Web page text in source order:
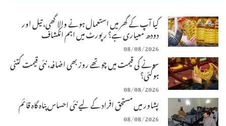
کیا آپ کے گھر میں استعمال ہونے والا گھی، تیل اور
دودھ معیاری ہے؟ رپورٹ میں اہم انکشاف
08/08/2026
سونے کی قیمت میں چوتھے روز بھی اضافہ، نئی قیمت کتنی
ہوگئی؟
08/08/2026
پشاور میں مستحق افراد کے لیے نئی احساس پناہ گاہ قائم
08/08/2026